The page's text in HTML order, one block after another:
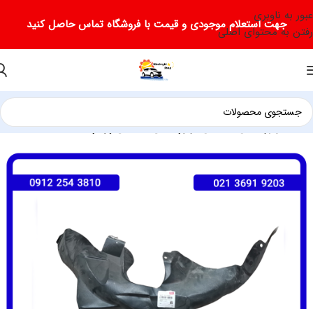
عبور به ناوبری
رفتن به محتوای اصلی
جهت استعلام موجودی و قیمت با فروشگاه تماس حاصل کنید
خانه لوازم یدکی فیدلیتی لوازم یدکی فیدلیتی پرایم